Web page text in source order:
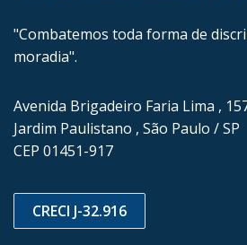
"Combatemos toda forma de
moradia".
Avenida Brigadeiro Faria Lima ,
Jardim Paulistano , São Paulo / SP
CEP 01451-917
CRECI J-32.916